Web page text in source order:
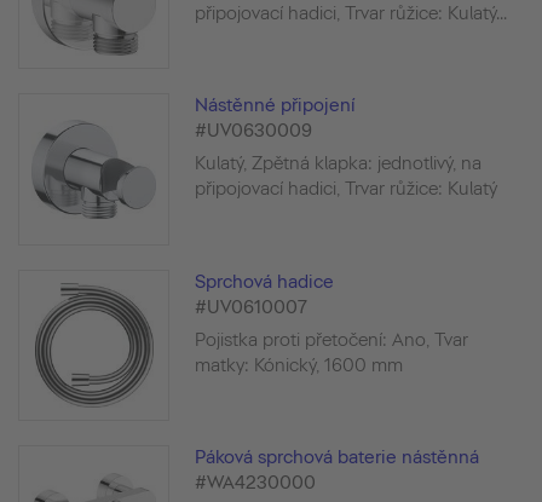
připojovací hadici, Trvar růžice: Kulatý...
Nástěnné připojení
#UV0630009
Kulatý, Zpětná klapka: jednotlivý, na
připojovací hadici, Trvar růžice: Kulatý
Sprchová hadice
#UV0610007
Pojistka proti přetočení: Ano, Tvar
matky: Kónický, 1600 mm
Páková sprchová baterie nástěnná
#WA4230000